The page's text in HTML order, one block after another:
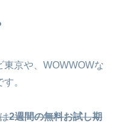
京や、WOWWOWな
。
2週間の無料お試し期